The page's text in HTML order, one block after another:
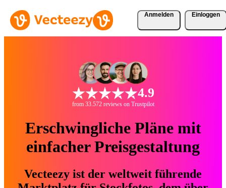
Anmelden Einloggen
4.9
from 33.572 reviews on Trustpilot
Erschwingliche Pläne mit
einfacher Preisgestaltung
Vecteezy ist der weltweit führende